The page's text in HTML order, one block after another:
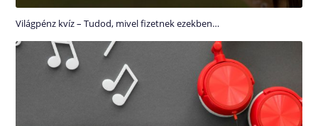
Világpénz kvíz – Tudod, mivel fizetnek ezekben…